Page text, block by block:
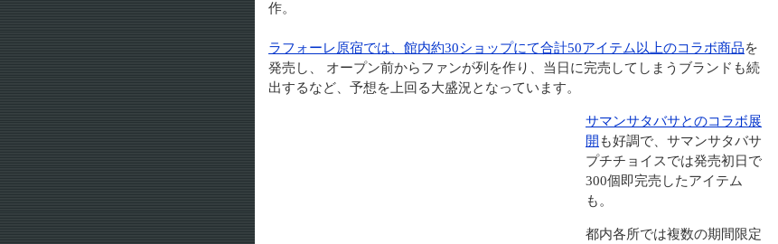
作。
ラフォーレ原宿では、館内約30ショップにて合計50アイテム以上のコラボ商品を
発売し、 オープン前からファンが列を作り、当日に完売してしまうブランドも続
出するなど、予想を上回る大盛況となっています。
サマンサタバサとのコラボ展
開 も好調で、サマンサタバサ
プチチョイスでは発売初日で
300個即完売したアイテム
も。
都内各所では複数の期間限定